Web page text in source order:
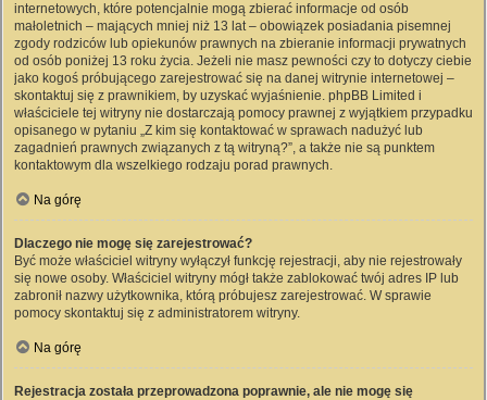
internetowych, które potencjalnie mogą zbierać informacje od osób
małoletnich – mających mniej niż 13 lat – obowiązek posiadania pisemnej
zgody rodziców lub opiekunów prawnych na zbieranie informacji prywatnych
od osób poniżej 13 roku życia. Jeżeli nie masz pewności czy to dotyczy ciebie
jako kogoś próbującego zarejestrować się na danej witrynie internetowej –
skontaktuj się z prawnikiem, by uzyskać wyjaśnienie. phpBB Limited i
właściciele tej witryny nie dostarczają pomocy prawnej z wyjątkiem przypadku
opisanego w pytaniu „Z kim się kontaktować w sprawach nadużyć lub
zagadnień prawnych związanych z tą witryną?”, a także nie są punktem
kontaktowym dla wszelkiego rodzaju porad prawnych.
Na górę
Dlaczego nie mogę się zarejestrować?
Być może właściciel witryny wyłączył funkcję rejestracji, aby nie rejestrowały
się nowe osoby. Właściciel witryny mógł także zablokować twój adres IP lub
zabronił nazwy użytkownika, którą próbujesz zarejestrować. W sprawie
pomocy skontaktuj się z administratorem witryny.
Na górę
Rejestracja została przeprowadzona poprawnie, ale nie mogę się